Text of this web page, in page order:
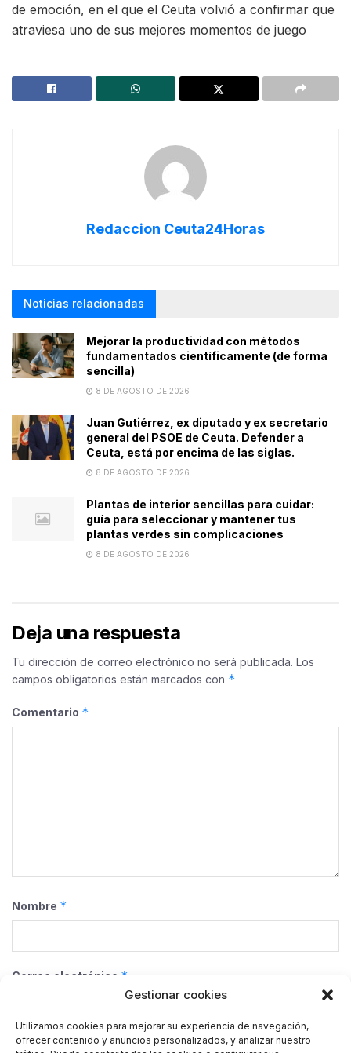
Gestionar cookies
Utilizamos cookies para mejorar su experiencia de navegación,
ofrecer contenido y anuncios personalizados, y analizar nuestro
de emoción, en el que el Ceuta volvió a confirmar que
atraviesa uno de sus mejores momentos de juego
Redaccion Ceuta24Horas
Noticias relacionadas
Mejorar la productividad con métodos
fundamentados científicamente (de forma
sencilla)
8 DE AGOSTO DE 2026
Juan Gutiérrez, ex diputado y ex secretario
general del PSOE de Ceuta. Defender a
Ceuta, está por encima de las siglas.
8 DE AGOSTO DE 2026
Plantas de interior sencillas para cuidar:
guía para seleccionar y mantener tus
plantas verdes sin complicaciones
8 DE AGOSTO DE 2026
Deja una respuesta
Tu dirección de correo electrónico no será publicada. Los
campos obligatorios están marcados con *
Comentario *
Nombre *
Correo electrónico *
Web